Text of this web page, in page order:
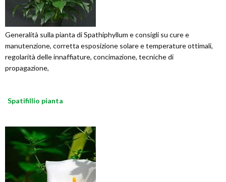
Generalità sulla pianta di Spathiphyllum e consigli su cure e
manutenzione, corretta esposizione solare e temperature ottimali,
regolarità delle innaffiature, concimazione, tecniche di
propagazione,
Spatifillio pianta